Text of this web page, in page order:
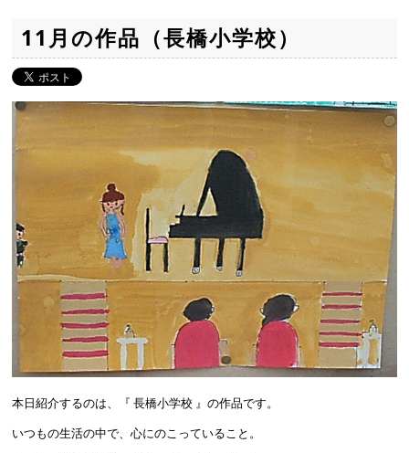
11月の作品（長橋小学校）
本日紹介するのは、『 長橋小学校 』の作品です。
いつもの生活の中で、心にのこっていること。